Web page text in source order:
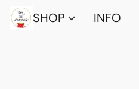
SHOP INFO